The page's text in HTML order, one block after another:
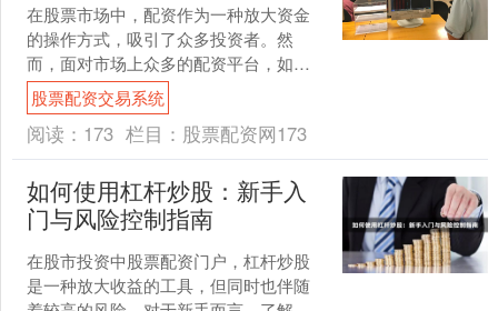
在股票市场中，配资作为一种放大资金
的操作方式，吸引了众多投资者。然
而，面对市场上众多的配资平台，如何
选择一家正规、安全的平台，成为唐山
投资者关注的重点。本文将为....
股票配资交易系统
阅读： 173 栏目： 股票配资网173
如何使用杠杆炒股：新手入
门与风险控制指南
在股市投资中股票配资门户，杠杆炒股
是一种放大收益的工具，但同时也伴随